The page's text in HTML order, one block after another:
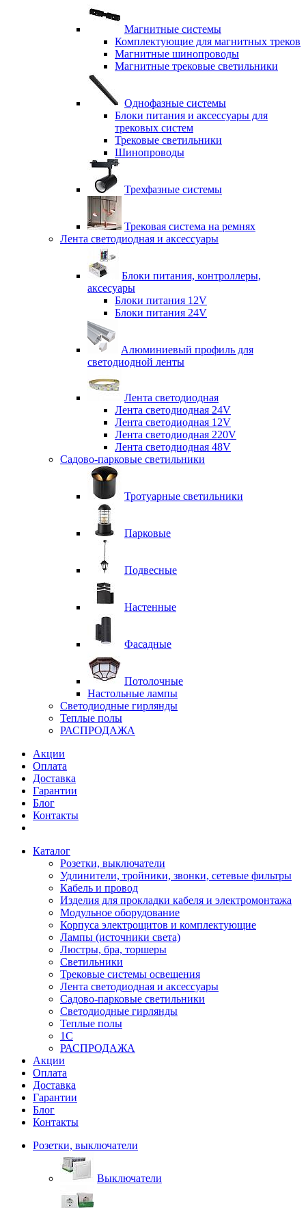
Магнитные системы
Комплектующие для магнитных треков
Магнитные шинопроводы
Магнитные трековые светильники
Однофазные системы
Блоки питания и аксессуары для
трековых систем
Трековые светильники
Шинопроводы
Трехфазные системы
Трековая система на ремнях
Лента светодиодная и аксессуары
Блоки питания, контроллеры,
аксесуары
Блоки питания 12V
Блоки питания 24V
Алюминиевый профиль для
светодиодной ленты
Лента светодиодная
Лента светодиодная 24V
Лента светодиодная 12V
Лента светодиодная 220V
Лента светодиодная 48V
Садово-парковые светильники
Тротуарные светильники
Парковые
Подвесные
Настенные
Фасадные
Потолочные
Настольные лампы
Светодиодные гирлянды
Теплые полы
РАСПРОДАЖА
Акции
Оплата
Доставка
Гарантии
Блог
Контакты
Каталог
Розетки, выключатели
Удлинители, тройники, звонки, сетевые фильтры
Кабель и провод
Изделия для прокладки кабеля и электромонтажа
Модульное оборудование
Корпуса электрощитов и комплектующие
Лампы (источники света)
Люстры, бра, торшеры
Светильники
Трековые системы освещения
Лента светодиодная и аксессуары
Садово-парковые светильники
Светодиодные гирлянды
Теплые полы
1С
РАСПРОДАЖА
Акции
Оплата
Доставка
Гарантии
Блог
Контакты
Розетки, выключатели
Выключатели